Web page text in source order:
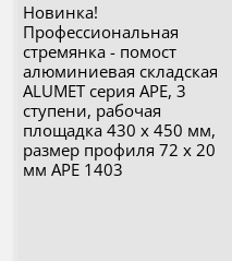
Новинка!
Профессиональная
стремянка - помост
алюминиевая складская
ALUMET серия APE, 3
ступени, рабочая
площадка 430 х 450 мм,
размер профиля 72 х 20
мм APE 1403